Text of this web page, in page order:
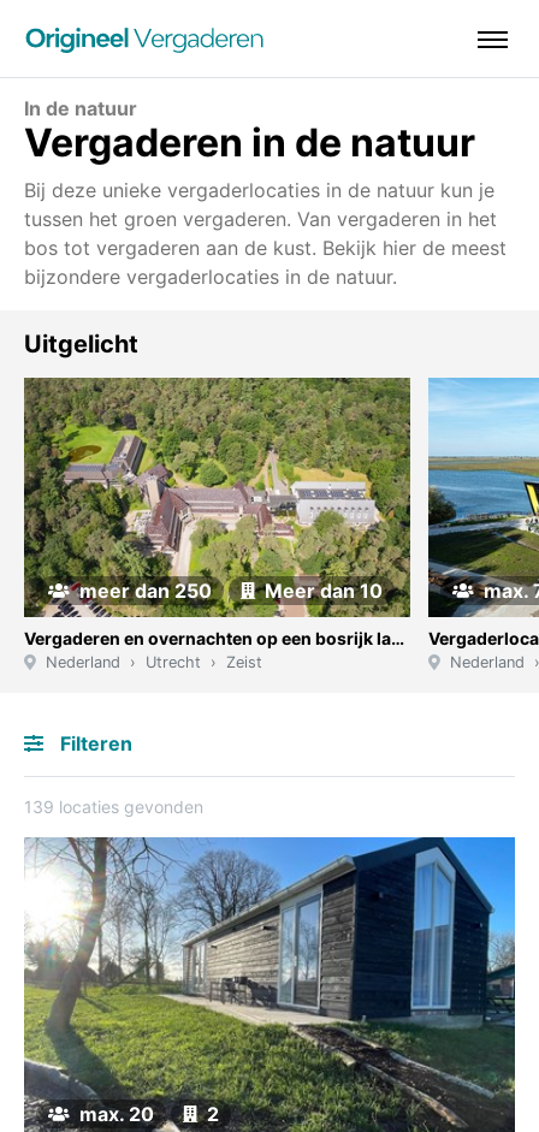
In de natuur
Vergaderen in de natuur
Bij deze unieke vergaderlocaties in de natuur kun je
tussen het groen vergaderen. Van vergaderen in het
bos tot vergaderen aan de kust. Bekijk hier de meest
bijzondere vergaderlocaties in de natuur.
Uitgelicht
meer dan 250 Meer dan 10
Vergaderen en overnachten op een bosrijk landgoed
Nederland Utrecht Zeist
max.
Nederland
Filteren
139 locaties gevonden
max. 20 2